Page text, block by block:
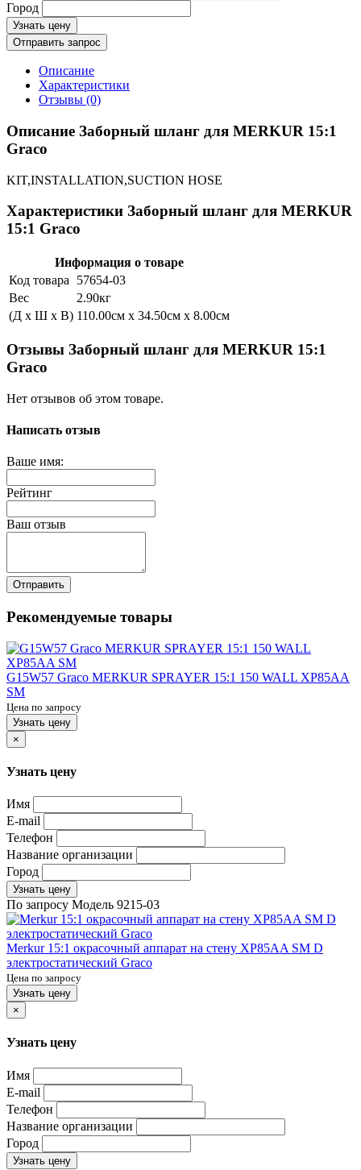
Город
Узнать цену
Отправить запрос
Описание
Характеристики
Отзывы (0)
Описание Заборный шланг для MERKUR 15:1
Graco
KIT,INSTALLATION,SUCTION HOSE
Характеристики Заборный шланг для MERKUR
15:1 Graco
Информация о товаре
Код товара
57654-03
Вес
2.90кг
(Д x Ш x В) 110.00см x 34.50см x 8.00см
Отзывы Заборный шланг для MERKUR 15:1
Graco
Нет отзывов об этом товаре.
Написать отзыв
Ваше имя:
Рейтинг
Ваш отзыв
Отправить
Рекомендуемые товары
G15W57 Graco MERKUR SPRAYER 15:1 150 WALL XP85AA
SM
Цена по запросу
Узнать цену
×
Узнать цену
Имя
E-mail
Телефон
Название организации
Город
Узнать цену
По запросу Модель 9215-03
Merkur 15:1 окрасочный аппарат на стену XP85AA SM D
электростатический Graco
Цена по запросу
Узнать цену
×
Узнать цену
Имя
E-mail
Телефон
Название организации
Город
Узнать цену